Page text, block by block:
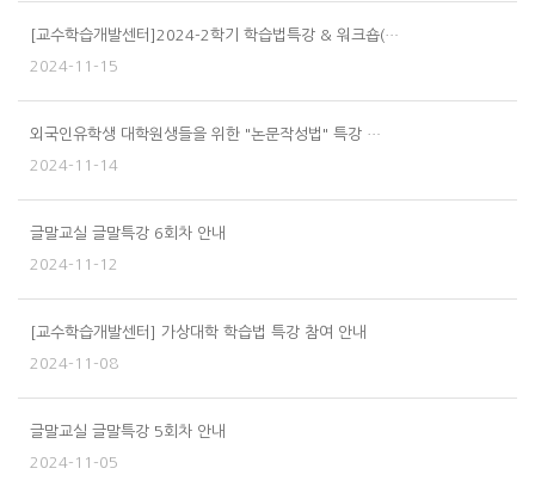
[교수학습개발센터]2024-2학기 학습법특강 & 워크숍(…
2024-11-15
외국인유학생 대학원생들을 위한 "논문작성법" 특강 …
2024-11-14
글말교실 글말특강 6회차 안내
2024-11-12
[교수학습개발센터] 가상대학 학습법 특강 참여 안내
2024-11-08
글말교실 글말특강 5회차 안내
2024-11-05